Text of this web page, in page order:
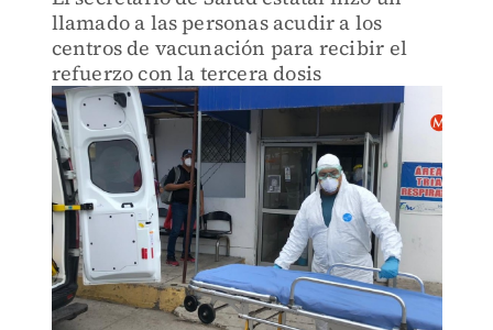
llamado a las personas acudir a los
centros de vacunación para recibir el
refuerzo con la tercera dosis